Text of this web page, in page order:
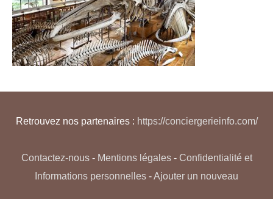
Retrouvez nos partenaires : https://conciergerieinfo.com/
Contactez-nous- Mentions légales- Confidentialité et
Informations personnelles -Ajouter un nouveau